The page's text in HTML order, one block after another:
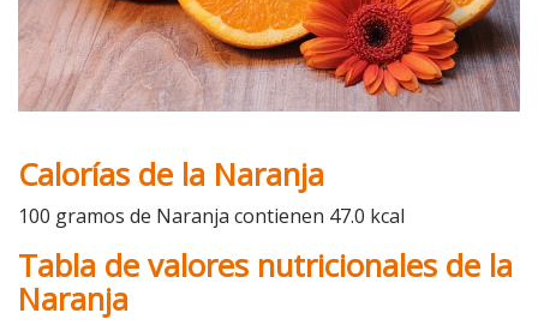
Calorías de la Naranja
100 gramos de Naranja contienen 47.0 kcal
Tabla de valores nutricionales de la
Naranja